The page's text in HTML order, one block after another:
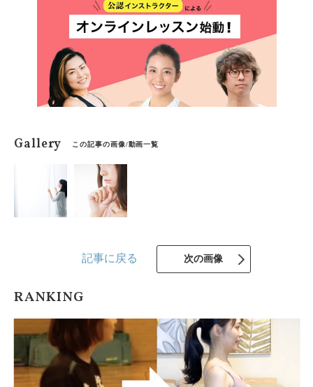
Gallery この記事の画像/動画一覧
記事に戻る 次の画像
RANKING